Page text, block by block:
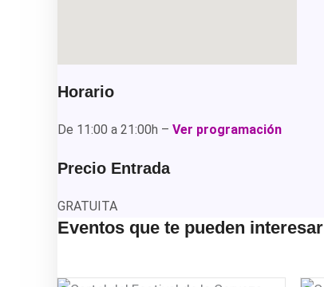
Horario
De 11:00 a 21:00h – Ver programación
Precio Entrada
GRATUITA
Eventos que te pueden interesar